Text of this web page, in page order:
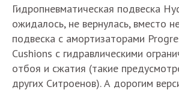
Гидропневматическая подвеска
ожидалось, не вернулась, вместо
подвеска с амортизаторами
Cushions с гидравлическими
отбоя и сжатия (такие
других Ситроенов). А дорогим